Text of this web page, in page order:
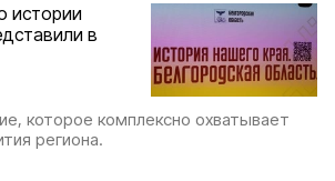
истории
в
которое комплексно охватывает
региона.